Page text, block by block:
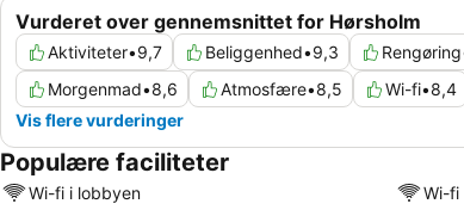
Vurderet over gennemsnittet for Hørsholm
Aktiviteter•9,7 Beliggenhed•9,3 Rengøring
Morgenmad•8,6 Atmosfære•8,5 Wi-fi•8,4
Vis flere vurderinger
Populære faciliteter
Wi-fi i lobbyen Wi-fi